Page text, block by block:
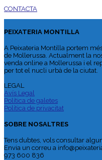
CONTACTA
PEIXATERIA MONTILLA
A Peixateria Montilla portem
de Mollerussa. Actualment la
venda online a Mollerussa i el
per tot el nucli urbà de la ciutat.
LEGAL
Avís Legal
Política de galetes
Política de privacitat
SOBRE NOSALTRES
Tens dubtes, vols consultar
Envia un correu a
973 600 836